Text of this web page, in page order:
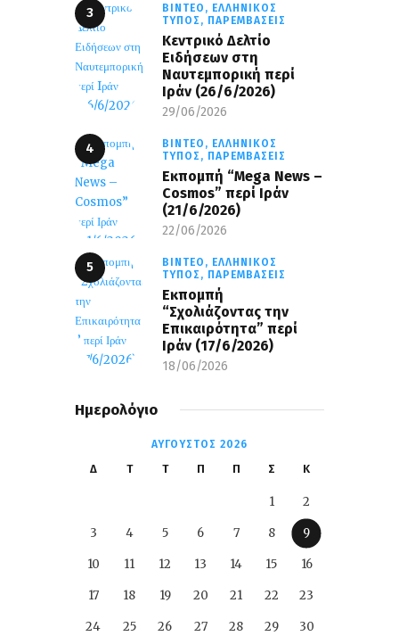
ΒΊΝΤΕΟ, ΕΛΛΗΝΙΚΌΣ
ΤΎΠΟΣ, ΠΑΡΕΜΒΆΣΕΙΣ
Κεντρικό Δελτίο
Ειδήσεων στη
Ναυτεμπορική περί
Iράν (26/6/2026)
29/06/2026
ΒΊΝΤΕΟ, ΕΛΛΗΝΙΚΌΣ
ΤΎΠΟΣ, ΠΑΡΕΜΒΆΣΕΙΣ
Eκπομπή “Mega News –
Cosmos” περί Ιράν
(21/6/2026)
22/06/2026
ΒΊΝΤΕΟ, ΕΛΛΗΝΙΚΌΣ
ΤΎΠΟΣ, ΠΑΡΕΜΒΆΣΕΙΣ
Εκπομπή
“Σχολιάζοντας την
Επικαιρότητα” περί
Ιράν (17/6/2026)
18/06/2026
Ημερολόγιο
ΑΎΓΟΥΣΤΟΣ 2026
Δ Τ Τ Π Π Σ Κ
1 2
3 4 5 6 7 8 9
10 11 12 13 14 15 16
17 18 19 20 21 22 23
24 25 26 27 28 29 30